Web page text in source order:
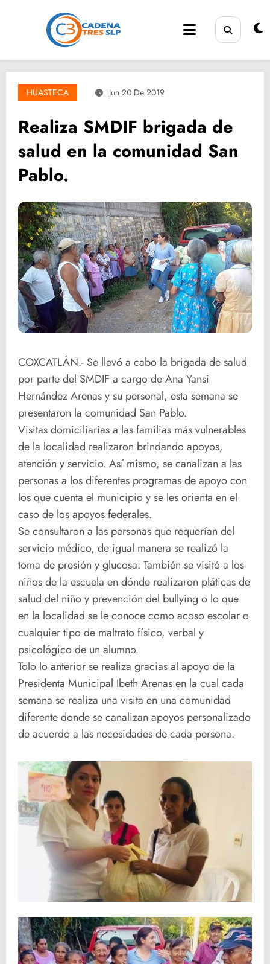
HUASTECA Jun 20 De 2019
Realiza SMDIF brigada de
salud en la comunidad San
Pablo.
COXCATLÁN.- Se llevó a cabo la brigada de salud
por parte del SMDIF a cargo de Ana Yansi
Hernández Arenas y su personal, esta semana se
presentaron la comunidad San Pablo.
Visitas domiciliarias a las familias más vulnerables
de la localidad realizaron brindando apoyos,
atención y servicio. Así mismo, se canalizan a las
personas a los diferentes programas de apoyo con
los que cuenta el municipio y se les orienta en el
caso de los apoyos federales.
Se consultaron a las personas que requerían del
servicio médico, de igual manera se realizó la
toma de presión y glucosa. También se visitó a los
niños de la escuela en dónde realizaron pláticas de
salud del niño y prevención del bullying o lo que
en la localidad se le conoce como acoso escolar o
cualquier tipo de maltrato físico, verbal y
psicológico de un alumno.
Tolo lo anterior se realiza gracias al apoyo de la
Presidenta Municipal Ibeth Arenas en la cual cada
semana se realiza una visita en una comunidad
diferente donde se canalizan apoyos personalizado
de acuerdo a las necesidades de cada persona.